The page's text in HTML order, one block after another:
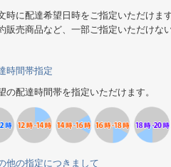
時に配達希望日時をご指定いただけます
販売商品など、一部ご指定いただけな
時間帯指定
の配達時間帯を指定いただけます。
他の指定につきまして